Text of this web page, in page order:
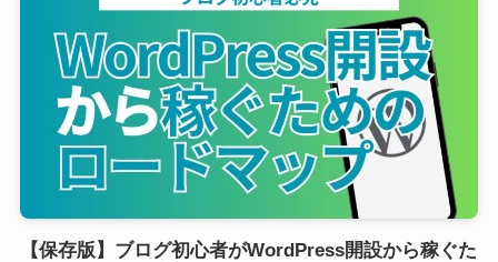
【保存版】ブログ初心者がWordPress開設から稼ぐた